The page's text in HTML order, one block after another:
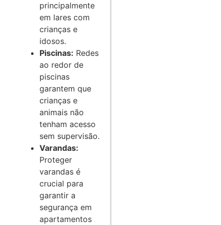
principalmente
em lares com
crianças e
idosos.
Piscinas: Redes
ao redor de
piscinas
garantem que
crianças e
animais não
tenham acesso
sem supervisão.
Varandas:
Proteger
varandas é
crucial para
garantir a
segurança em
apartamentos